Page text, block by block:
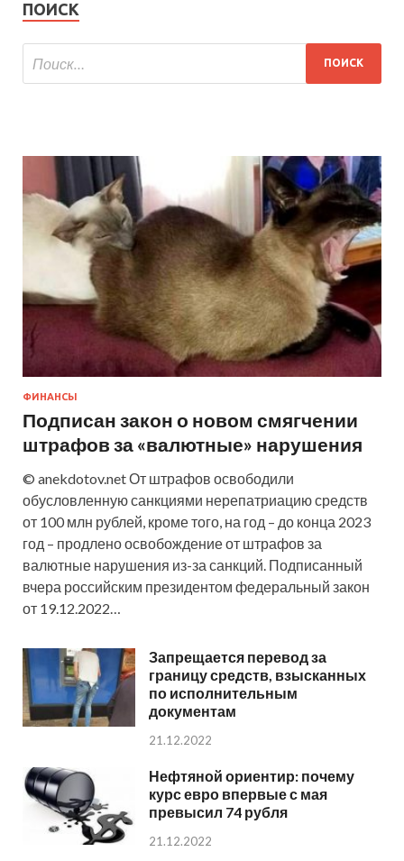
ПОИСК
ФИНАНСЫ
Подписан закон о новом смягчении
штрафов за «валютные» нарушения
© anekdotov.net От штрафов освободили
обусловленную санкциями нерепатриацию средств
от 100 млн рублей, кроме того, на год – до конца 2023
год – продлено освобождение от штрафов за
валютные нарушения из-за санкций. Подписанный
вчера российским президентом федеральный закон
от 19.12.2022…
Запрещается перевод за
границу средств, взысканных
по исполнительным
документам
21.12.2022
Нефтяной ориентир: почему
курс евро впервые с мая
превысил 74 рубля
21.12.2022